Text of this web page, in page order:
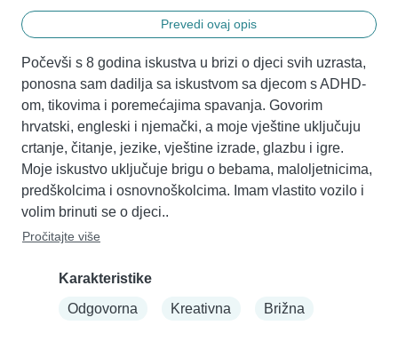
Prevedi ovaj opis
Počevši s 8 godina iskustva u brizi o djeci svih uzrasta,
ponosna sam dadilja sa iskustvom sa djecom s ADHD-
om, tikovima i poremećajima spavanja. Govorim
hrvatski, engleski i njemački, a moje vještine uključuju
crtanje, čitanje, jezike, vještine izrade, glazbu i igre.
Moje iskustvo uključuje brigu o bebama, maloljetnicima,
predškolcima i osnovnoškolcima. Imam vlastito vozilo i
volim brinuti se o djeci..
Pročitajte više
Karakteristike
Odgovorna
Kreativna Brižna